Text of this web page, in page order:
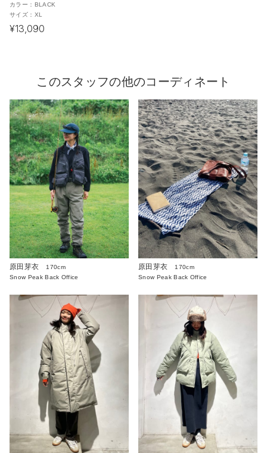
カラー： BLACK
サイズ： XL
¥13,090
このスタッフの他のコーディネート
原田芽衣
170cm
Snow Peak Back Office
原田芽衣
170cm
Snow Peak Back Office